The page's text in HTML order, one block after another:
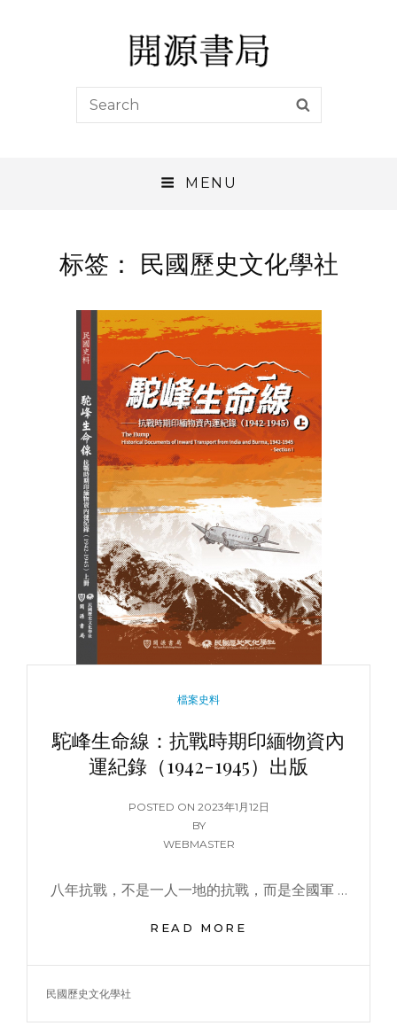
開源書局
開源書局出版有限公司
Search
for:
MENU
标签： 民國歷史文化學社
CATEGORIES
檔案史料
駝峰生命線：抗戰時期印緬物資內
運紀錄（1942-1945）出版
POSTED ON POSTED
ON
2023年1月12日
BY
WEBMASTER
八年抗戰，不是一人一地的抗戰，而是全國軍 …
READ MORE
生
抗
TAGS
民國歷史文化學社